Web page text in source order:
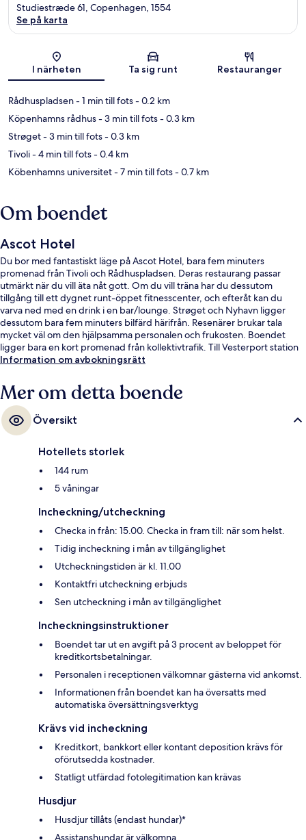
Karta
Studiestræde 61, Copenhagen, 1554
Se på karta
I närheten Ta sig runt Restauranger
Rådhuspladsen- 1 min till fots- 0.2 km
Köpenhamns rådhus- 3 min till fots- 0.3 km
Strøget- 3 min till fots- 0.3 km
Tivoli- 4 min till fots- 0.4 km
Köbenhamns universitet- 7 min till fots- 0.7 km
Om boendet
Ascot Hotel
Du bor med fantastiskt läge på Ascot Hotel, bara fem minuters
promenad från Tivoli och Rådhuspladsen. Deras restaurang passar
utmärkt när du vill äta nåt gott. Om du vill träna har du dessutom
tillgång till ett dygnet runt-öppet fitnesscenter, och efteråt kan du
varva ned med en drink i en bar/lounge. Strøget och Nyhavn ligger
dessutom bara fem minuters bilfärd härifrån. Resenärer brukar tala
mycket väl om den hjälpsamma personalen och frukosten. Boendet
ligger bara en kort promenad från kollektivtrafik. Till Vesterport station
tar det 3 minuter att gå och till Rådhuspladsen station är det 4 minuter.
Information om avbokningsrätt
Mer om detta boende
Översikt
Hotellets storlek
144 rum
5 våningar
Incheckning/utcheckning
Checka in från: 15.00. Checka in fram till: när som helst.
Tidig incheckning i mån av tillgänglighet
Utcheckningstiden är kl. 11.00
Kontaktfri utcheckning erbjuds
Sen utcheckning i mån av tillgänglighet
Incheckningsinstruktioner
Boendet tar ut en avgift på 3 procent av beloppet för
kreditkortsbetalningar.
Personalen i receptionen välkomnar gästerna vid ankomst.
Informationen från boendet kan ha översatts med
automatiska översättningsverktyg
Krävs vid incheckning
Kreditkort, bankkort eller kontant deposition krävs för
oförutsedda kostnader.
Statligt utfärdad fotolegitimation kan krävas
Husdjur
Husdjur tillåts (endast hundar)*
Assistanshundar är välkomna